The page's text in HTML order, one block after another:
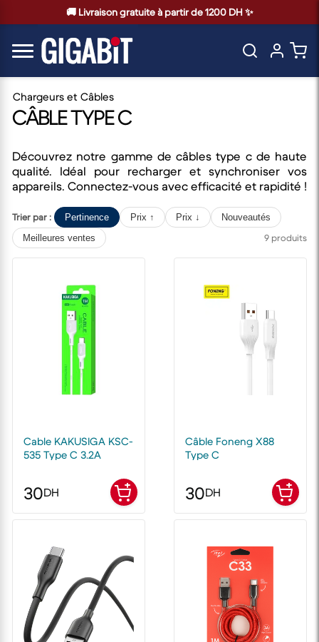
🚚 Livraison gratuite à partir de 1200 DH ✨
Chargeurs et Câbles
CÂBLE TYPE C
Découvrez notre gamme de câbles type c de haute
qualité. Idéal pour recharger et synchroniser vos
appareils. Connectez-vous avec efficacité et rapidité !
Trier par : Pertinence Prix ↑ Prix ↓
Nouveautés
Meilleures ventes
9 produits
Cable KAKUSIGA KSC-
535 Type C 3.2A
30DH
Câble Foneng X88
Type C
30DH